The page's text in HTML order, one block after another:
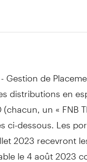
Gestion de
distributions en
un « FNB
ci-dessous. Les
2023 recevront
le 4 août 2023